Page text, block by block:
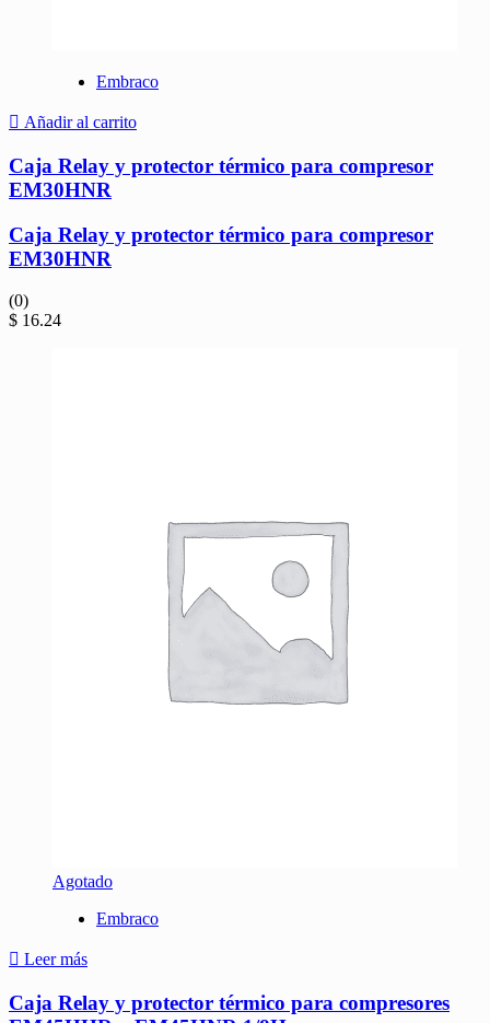
Embraco
Añadir al carrito
Caja Relay y protector térmico para compresor
EM30HNR
Caja Relay y protector térmico para compresor
EM30HNR
(0)
$ 16.24
Agotado
Embraco
Leer más
Caja Relay y protector térmico para compresores